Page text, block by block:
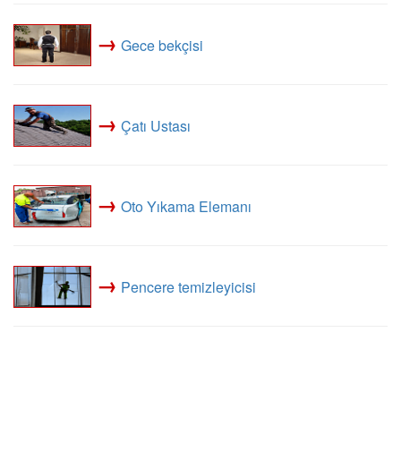
→ Gece bekçisi
→ Çatı Ustası
→ Oto Yıkama Elemanı
→ Pencere temizleyicisi